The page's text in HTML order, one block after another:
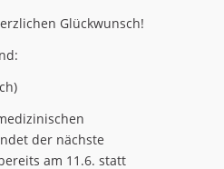
Glückwunsch!
der nächste
am 11.6. statt